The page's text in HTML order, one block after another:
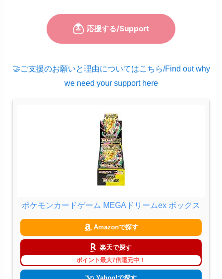
🤝ご支援のお願いと理由についてはこちら/Find out why
we need your support here
ポケモンカードゲーム MEGAドリームex ボックス
Amazonで探す
楽天で探す
ポイント最大7倍還元中！